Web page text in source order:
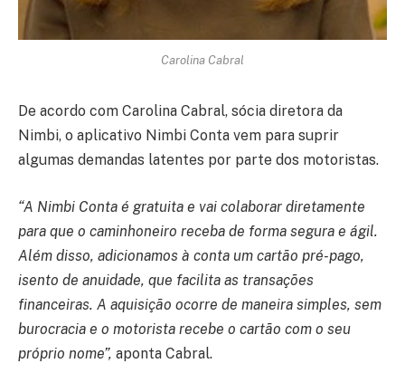
Carolina Cabral
De acordo com Carolina Cabral, sócia diretora da
Nimbi, o aplicativo Nimbi Conta vem para suprir
algumas demandas latentes por parte dos motoristas.
“A Nimbi Conta é gratuita e vai colaborar diretamente
para que o caminhoneiro receba de forma segura e ágil.
Além disso, adicionamos à conta um cartão pré-pago,
isento de anuidade, que facilita as transações
financeiras. A aquisição ocorre de maneira simples, sem
burocracia e o motorista recebe o cartão com o seu
próprio nome”, aponta Cabral.